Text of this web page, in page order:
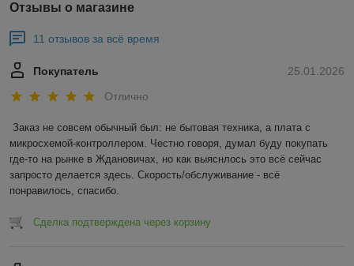
Отзывы о магазине
11 отзывов за всё время
25.01.2026
Покупатель
Отлично
Заказ не совсем обычный был: не бытовая техника, а плата с
микросхемой-контроллером. Честно говоря, думал буду покупать
где-то на рынке в Ждановичах, но как выяснлось это всё сейчас
запросто делается здесь. Скорость/обслуживание - всё
понравилось, спасибо.
Сделка подтверждена через корзину